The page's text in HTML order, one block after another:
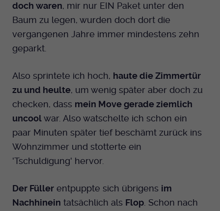
doch waren, mir nur EIN Paket unter den
Baum zu legen, wurden doch dort die
vergangenen Jahre immer mindestens zehn
geparkt.
Also sprintete ich hoch, haute die Zimmertür
zu und heulte, um wenig später aber doch zu
checken, dass mein Move gerade ziemlich
uncoolwar. Also watschelte ich schon ein
paar Minuten später tief beschämt zurück ins
Wohnzimmer und stotterte ein
'Tschuldigung' hervor.
Der Füller entpuppte sich übrigens im
Nachhinein tatsächlich als Flop. Schon nach